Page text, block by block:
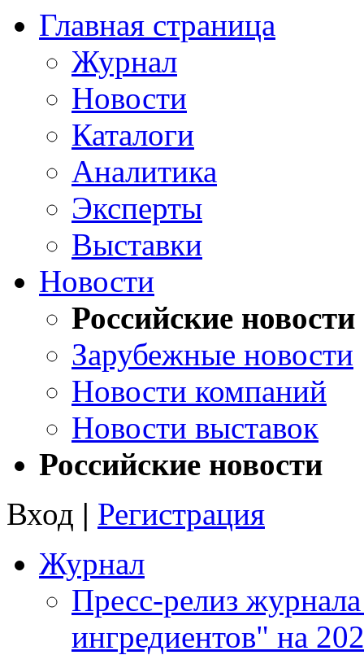
Главная страница
Журнал
Новости
Каталоги
Аналитика
Эксперты
Выставки
Новости
Российские новости
Зарубежные новости
Новости компаний
Новости выставок
Российские новости
Вход | Регистрация
Журнал
Пресс-релиз
ингредиентов" на